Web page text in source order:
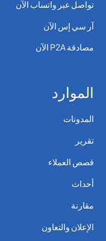
تواصل عبر واتساب الآن
آر سي إس الآن
مصادقة P2A الآن
الموارد
المدونات
تقرير
قصص العملاء
أحداث
مقارنة
الإعلان والتعاون